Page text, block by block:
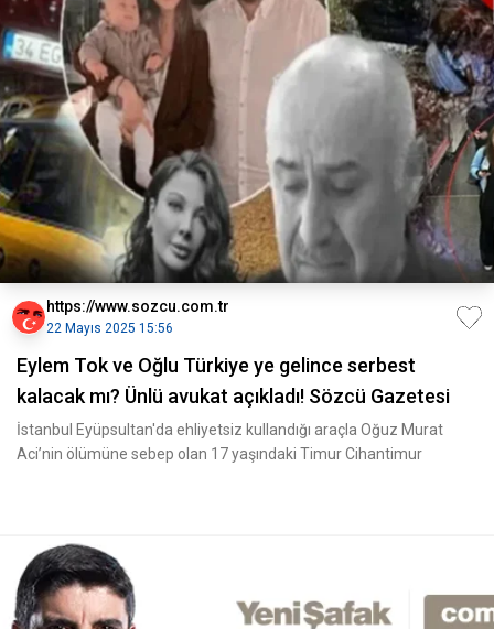
https://www.sozcu.com.tr
22 Mayıs 2025 15:56
Eylem Tok ve Oğlu Türkiye ye gelince serbest
kalacak mı? Ünlü avukat açıkladı! Sözcü Gazetesi
İstanbul Eyüpsultan'da ehliyetsiz kullandığı araçla Oğuz Murat
Aci’nin ölümüne sebep olan 17 yaşındaki Timur Cihantimur